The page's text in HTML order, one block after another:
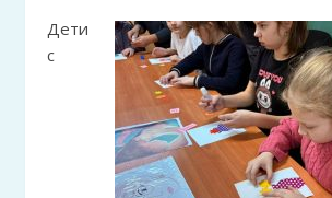
Дети
с